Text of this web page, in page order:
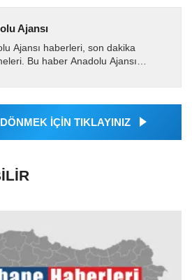
Ajansı
Ajansı haberleri, son dakika
Bu haber Anadolu Ajansı
geçilen tüm...
İÇİN TIKLAYINIZ